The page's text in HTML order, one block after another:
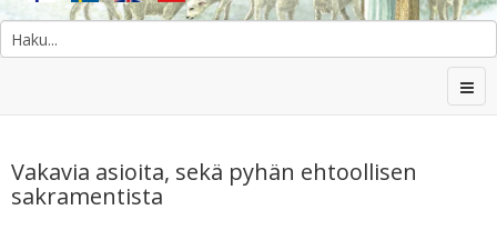
Vakavia asioita, sekä pyhän ehtoollisen
sakramentista